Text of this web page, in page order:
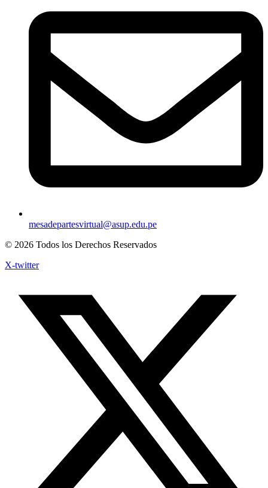
mesadepartesvirtual@asup.edu.pe
© 2026 Todos los Derechos Reservados
X-twitter